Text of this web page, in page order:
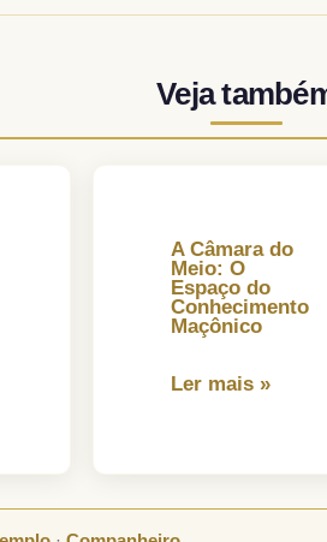
Veja
A Câmara do
Meio: O
Espaço do
Conhecimento
Maçônico
Ler mais »